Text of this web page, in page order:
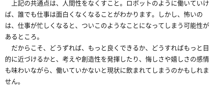
上記の共通点は、人間性をなくすこと。ロボットのように働いていけ
ば、誰でも仕事は面白くなくなることがわかります。しかし、怖いの
は、仕事が忙しくなると、ついこのようなことになってしまう可能性が
あるところ。
だからこそ、どうずれば、もっと良くできるか、どうすればもっと目
的に近づけるかと、考えや創造性を発揮したり、悔しさや嬉しさの感情
も味わいながら、働いていかないと現状に飲まれてしまうのかもしれま
せん。